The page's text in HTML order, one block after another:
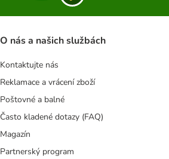
O nás a našich službách
Kontaktujte nás
Reklamace a vrácení zboží
Poštovné a balné
Často kladené dotazy (FAQ)
Magazín
Partnerský program